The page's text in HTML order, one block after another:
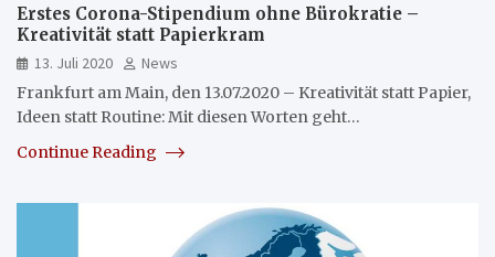
Erstes Corona-Stipendium ohne Bürokratie –
Kreativität statt Papierkram
13. Juli 2020
News
Frankfurt am Main, den 13.07.2020 – Kreativität statt Papier,
Ideen statt Routine: Mit diesen Worten geht…
Continue Reading